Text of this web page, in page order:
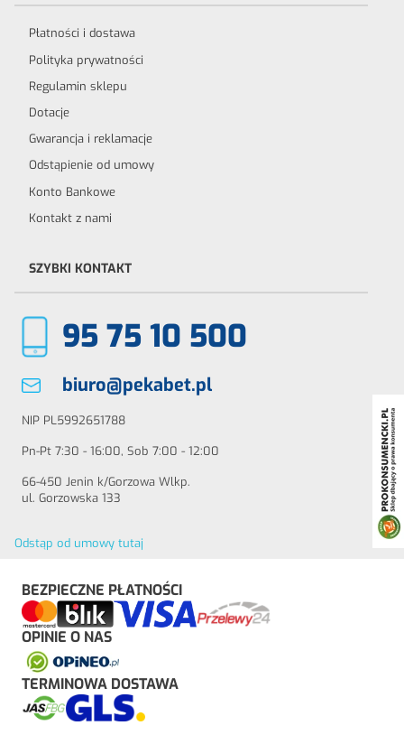
Płatności i dostawa
Polityka prywatności
Regulamin sklepu
Dotacje
Gwarancja i reklamacje
Odstąpienie od umowy
Konto Bankowe
Kontakt z nami
SZYBKI KONTAKT
95 75 10 500
biuro@pekabet.pl
NIP PL5992651788
Pn-Pt 7:30 - 16:00, Sob 7:00 - 12:00
66-450 Jenin k/Gorzowa Wlkp.
ul. Gorzowska 133
Odstąp od umowy tutaj
BEZPIECZNE PŁATNOŚCI
OPINIE O NAS
TERMINOWA DOSTAWA